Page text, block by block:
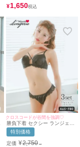
¥1,650
クロスコードが谷間を強調♡
勝負下着 セクシー ランジェリ
ー クロスコード ケミカルレー
ス ワイヤー ブラック ブラジャ
ー ショーツ Tバック 3点セット
特別価格
定価 ¥2,750→